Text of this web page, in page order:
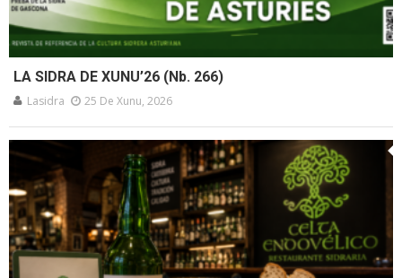
LA SIDRA DE XUNU’26 (Nb. 266)
Lasidra 25 De Xunu, 2026